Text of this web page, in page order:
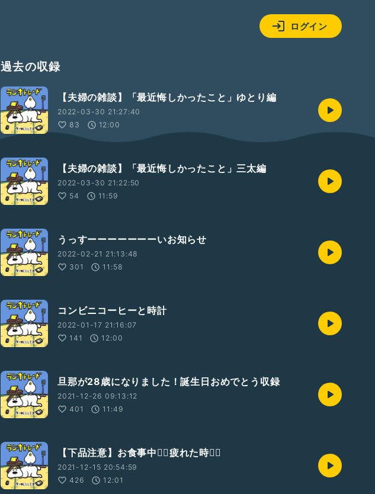
ログイン
過去の収録
【夫婦の雑談】「最近悔しかったこと」ゆとり編
2022-03-30 21:27:40
83
12:00
【夫婦の雑談】「最近悔しかったこと」三太編
2022-03-30 21:22:50
54
11:59
うっすーーーーーーーいお知らせ
2022-02-21 21:13:48
301
11:58
コンビニコーヒーと時計
2022-01-17 21:16:07
141
12:00
旦那が28歳になりました！誕生日おめでとう収録
2021-12-26 09:13:12
401
11:49
【下品注意】お食事中🙅‍♂️疲れた時🙆‍♀️
2021-12-15 20:54:59
426
12:01